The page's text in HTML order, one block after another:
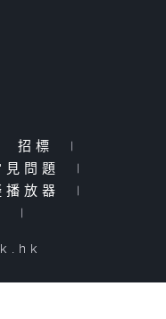
招標
|
見問題
|
播放器
|
|